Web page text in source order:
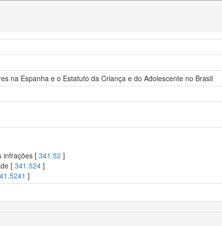
na Espanha e o Estatuto da Criança e do Adolescente no Brasil
infrações [ 341.52 ]
[ 341.524 ]
]